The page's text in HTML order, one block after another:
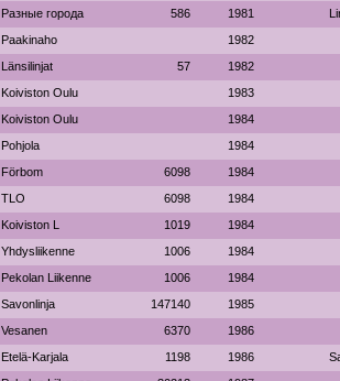
Разные города 586 1981
Paakinaho 1982
Länsilinjat 57 1982
Koiviston Oulu 1983
Koiviston Oulu 1984
Pohjola 1984
Förbom 6098 1984
TLO 6098 1984
Koiviston L 1019 1984
Yhdysliikenne 1006 1984
Pekolan Liikenne 1006 1984
Savonlinja 147140 1985
Vesanen 6370 1986
Etelä-Karjala 1198 1986